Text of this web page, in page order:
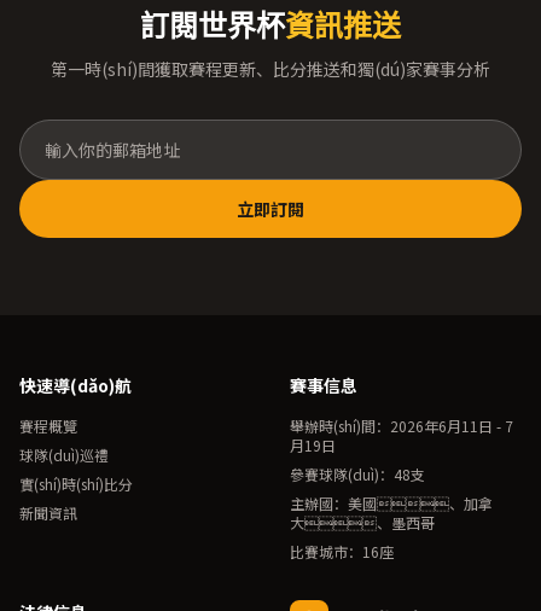
訂閱世界杯資訊推送
第一時(shí)間獲取賽程更新、比分推送和獨(dú)家賽事分析
立即訂閱
快速導(dǎo)航
賽程概覽
球隊(duì)巡禮
實(shí)時(shí)比分
新聞資訊
賽事信息
舉辦時(shí)間：2026年6月11日 - 7
月19日
參賽球隊(duì)：48支
主辦國：美國、加拿
大、墨西哥
比賽城市：16座